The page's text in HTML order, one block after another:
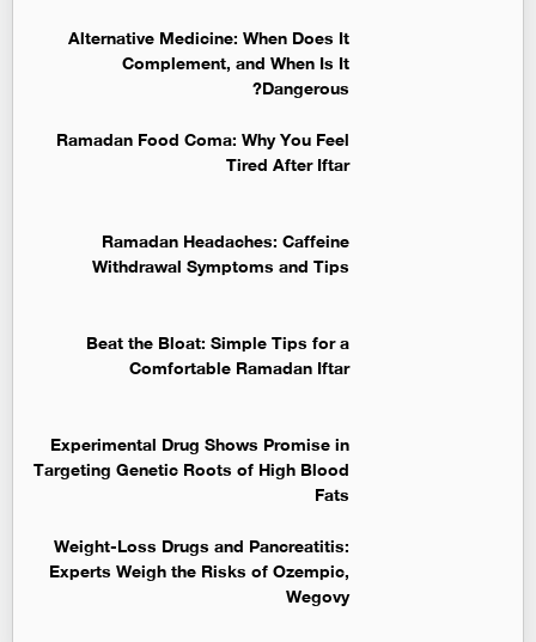
Alternative Medicine: When Does It
Complement, and When Is It
Dangerous?
Ramadan Food Coma: Why You Feel
Tired After Iftar
Ramadan Headaches: Caffeine
Withdrawal Symptoms and Tips
Beat the Bloat: Simple Tips for a
Comfortable Ramadan Iftar
Experimental Drug Shows Promise in
Targeting Genetic Roots of High Blood
Fats
Weight-Loss Drugs and Pancreatitis:
Experts Weigh the Risks of Ozempic,
Wegovy